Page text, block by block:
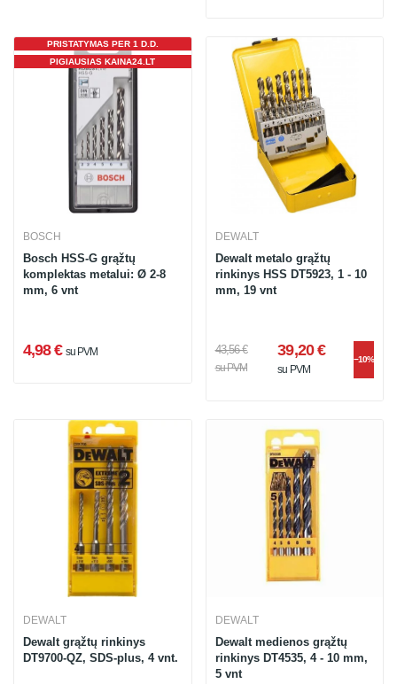
PIGIAUSIAS KAINA24.LT
PRISTATYMAS PER 1 D.D.
BOSCH
Bosch HSS-G grąžtų
komplektas metalui: Ø 2-8
mm, 6 vnt
4,98 € su PVM
DEWALT
Dewalt metalo grąžtų
rinkinys HSS DT5923, 1 - 10
mm, 19 vnt
43,56 €
su PVM
39,20 €
su PVM
−10%
DEWALT
Dewalt grąžtų rinkinys
DT9700-QZ, SDS-plus, 4 vnt.
DEWALT
Dewalt medienos grąžtų
rinkinys DT4535, 4 - 10 mm,
5 vnt